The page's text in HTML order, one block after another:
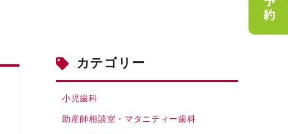
カテゴリー
小児歯科
助産師相談室・マタニティー歯科